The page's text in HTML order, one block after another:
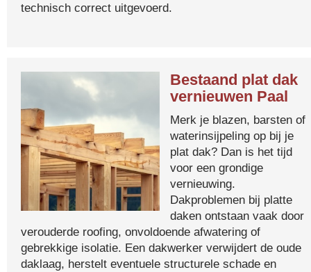
technisch correct uitgevoerd.
Bestaand plat dak
vernieuwen Paal
Merk je blazen, barsten of
waterinsijpeling op bij je
plat dak? Dan is het tijd
voor een grondige
vernieuwing.
Dakproblemen bij platte
daken ontstaan vaak door
verouderde roofing, onvoldoende afwatering of
gebrekkige isolatie. Een dakwerker verwijdert de oude
daklaag, herstelt eventuele structurele schade en